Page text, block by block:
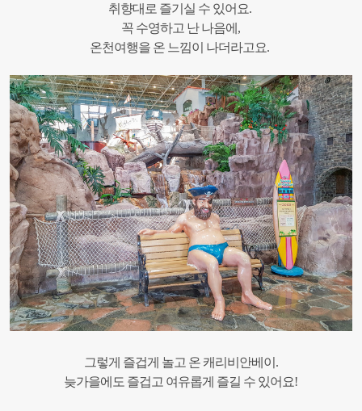
취향대로 즐기실 수 있어요.
꼭 수영하고 난 나음에,
온천여행을 온 느낌이 나더라고요.
그렇게 즐겁게 놀고 온 캐리비안베이.
늦가을에도 즐겁고 여유롭게 즐길 수 있어요!